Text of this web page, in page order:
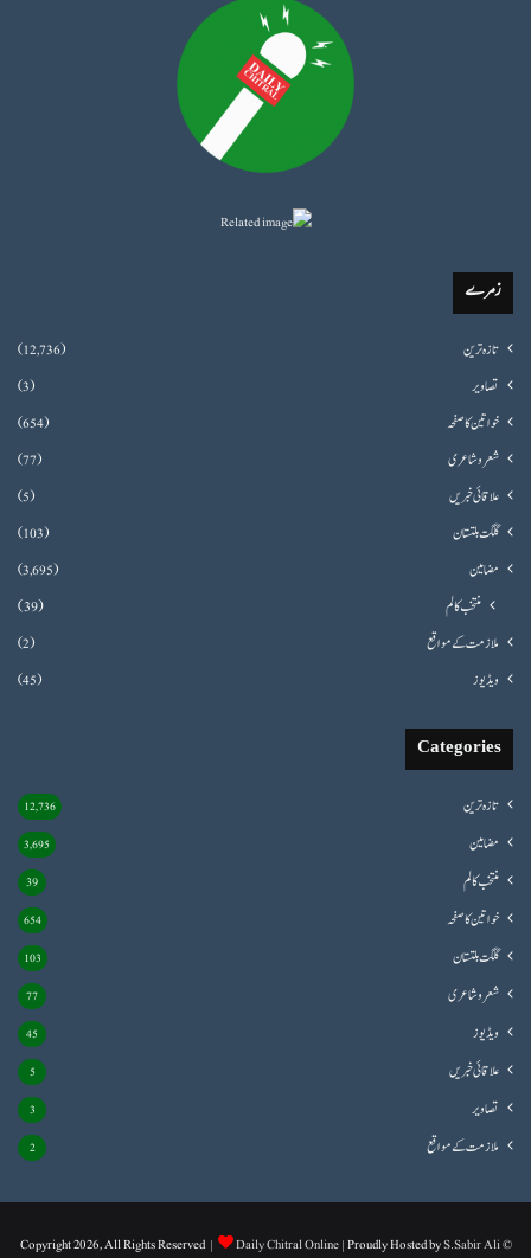
زمرے
تازہ ترین
(12,736)
تصاویر
(3)
خواتین کا صفحہ
(654)
شعروشاعری
(77)
علاقائی خبریں
(5)
گلگت بلتستان
(103)
مضامین
(3,695)
منتخب کالم (39)
ملازمت کے مواقع
(2)
ویڈیوز
(45)
Categories
تازہ ترین 12,736
مضامین 3,695
منتخب کالم 39
خواتین کا صفحہ 654
گلگت بلتستان 103
شعروشاعری 77
ویڈیوز 45
علاقائی خبریں 5
تصاویر 3
ملازمت کے مواقع 2
© Copyright 2026, All Rights Reserved |
Daily Chitral Online| Proudly Hosted byS.Sabir Ali